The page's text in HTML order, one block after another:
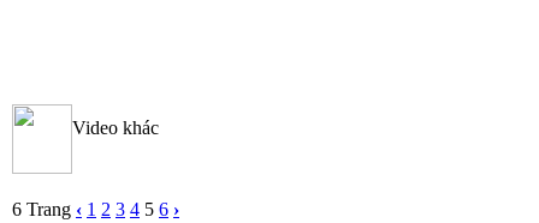
Video khác
6 Trang ‹ 1 2 3 4 5 6 ›